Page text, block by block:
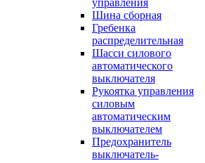
управления
Шина сборная
Гребенка
распределительная
Шасси силового
автоматического
выключателя
Рукоятка управления
силовым
автоматическим
выключателем
Предохранитель
выключатель-